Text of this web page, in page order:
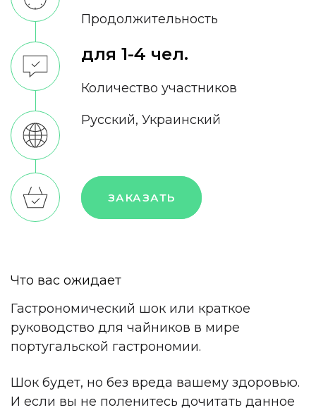
Продолжительность
для 1-4 чел.
Количество участников
Русский, Украинский
ЗАКАЗАТЬ
Что вас ожидает
Гастрономический шок или краткое
руководство для чайников в мире
португальской гастрономии.
Шок будет, но без вреда вашему здоровью.
И если вы не поленитесь дочитать данное